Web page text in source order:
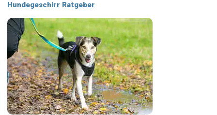
Hundegeschirr Ratgeber